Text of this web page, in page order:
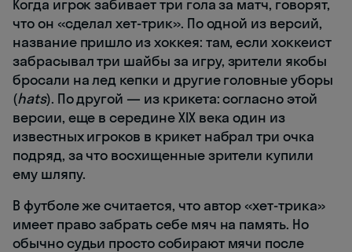
Когда игрок забивает три гола за матч, говорят,
что он «сделал хет-трик». По одной из версий,
название пришло из хоккея: там, если хоккеист
забрасывал три шайбы за игру, зрители якобы
бросали на лед кепки и другие головные уборы
(hats). По другой — из крикета: согласно этой
версии, еще в середине XIX века один из
известных игроков в крикет набрал три очка
подряд, за что восхищенные зрители купили
ему шляпу.
В футболе же считается, что автор «хет-трика»
имеет право забрать себе мяч на память. Но
обычно судьи просто собирают мячи после